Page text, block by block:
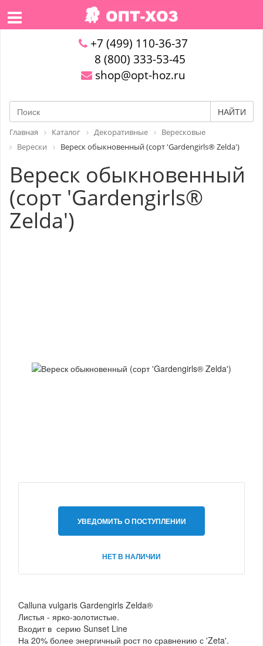
+7 (499) 110-36-37
8 (800) 333-53-45
shop@opt-hoz.ru
НАЙТИ
Главная Каталог Декоративные
Вересковые
Верески
Вереск обыкновенный (сорт 'Gardengirls® Zelda')
Вереск обыкновенный
(сорт 'Gardengirls®
Zelda')
УВЕДОМИТЬ О ПОСТУПЛЕНИИ
НЕТ В НАЛИЧИИ
Calluna vulgaris Gardengirls Zelda®
Листья - ярко-золотистые.
Входит в серию Sunset Line
На 20% более энергичный рост по сравнению с 'Zeta'.